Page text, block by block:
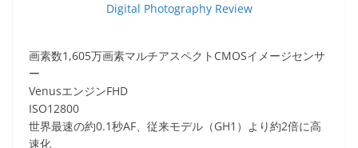
Digital Photography Review
画素数1,605万画素マルチアスペクトCMOSイメージセンサ
ー
VenusエンジンFHD
ISO12800
世界最速の約0.1秒AF、従来モデル（GH1）より約2倍に高
速化